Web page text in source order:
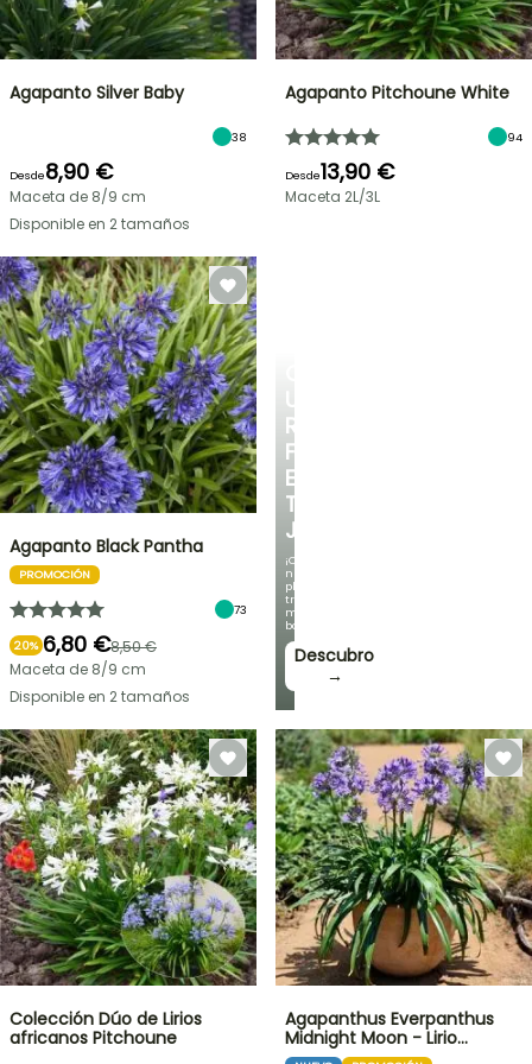
UN
RINCÓN
FRESCO
EN
TU
JARDÍN
¡Con
nuestras
plantas
trepadoras
más
bonitas!
Descubro
→
Agapanto Silver Baby
38
Desde8,90 €
Maceta de 8/9 cm
Disponible en 2 tamaños
Agapanto Pitchoune White
94
Desde13,90 €
Maceta 2L/3L
Agapanto Black Pantha
PROMOCIÓN
73
20% 6,80 €8,50 €
Maceta de 8/9 cm
Disponible en 2 tamaños
Colección Dúo de Lirios
africanos Pitchoune
Agapanthus Everpanthus
Midnight Moon - Lirio…